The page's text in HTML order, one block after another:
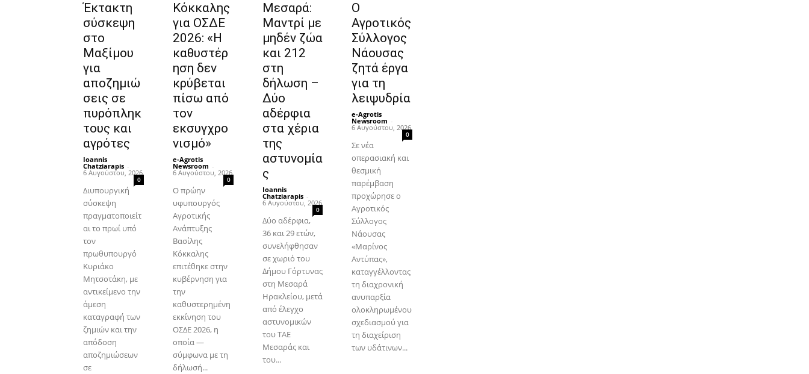
Έκτακτη
σύσκεψη
στο
Μαξίμου
για
αποζημιώ
σεις σε
πυρόπληκ
τους και
αγρότες
Ioannis
Chatziarapis -
6 Αυγούστου, 2026
0
Διυπουργική
σύσκεψη
πραγματοποιείτ
αι το πρωί υπό
τον
πρωθυπουργό
Κυριάκο
Μητσοτάκη, με
αντικείμενο την
άμεση
καταγραφή των
ζημιών και την
απόδοση
αποζημιώσεων
σε
Κόκκαλης
για ΟΣΔΕ
2026: «Η
καθυστέρ
ηση δεν
κρύβεται
πίσω από
τον
εκσυγχρο
νισμό»
e-Agrotis
Newsroom -
6 Αυγούστου, 2026
0
Ο πρώην
υφυπουργός
Αγροτικής
Ανάπτυξης
Βασίλης
Κόκκαλης
επιτέθηκε στην
κυβέρνηση για
την
καθυστερημένη
εκκίνηση του
ΟΣΔΕ 2026, η
οποία —
σύμφωνα με τη
δήλωσή...
Μεσαρά:
Μαντρί με
μηδέν ζώα
και 212
στη
δήλωση –
Δύο
αδέρφια
στα χέρια
της
αστυνομία
ς
Ioannis
Chatziarapis -
6 Αυγούστου, 2026
0
Δύο αδέρφια,
36 και 29 ετών,
συνελήφθησαν
σε χωριό του
Δήμου Γόρτυνας
στη Μεσαρά
Ηρακλείου, μετά
από έλεγχο
αστυνομικών
του ΤΑΕ
Μεσαράς και
του...
Ο
Αγροτικός
Σύλλογος
Νάουσας
ζητά έργα
για τη
λειψυδρία
e-Agrotis
Newsroom -
6 Αυγούστου, 2026
0
Σε νέα
οπερασιακή και
θεσμική
παρέμβαση
προχώρησε ο
Αγροτικός
Σύλλογος
Νάουσας
«Μαρίνος
Αντύπας»,
καταγγέλλοντας
τη διαχρονική
ανυπαρξία
ολοκληρωμένου
σχεδιασμού για
τη διαχείριση
των υδάτινων...